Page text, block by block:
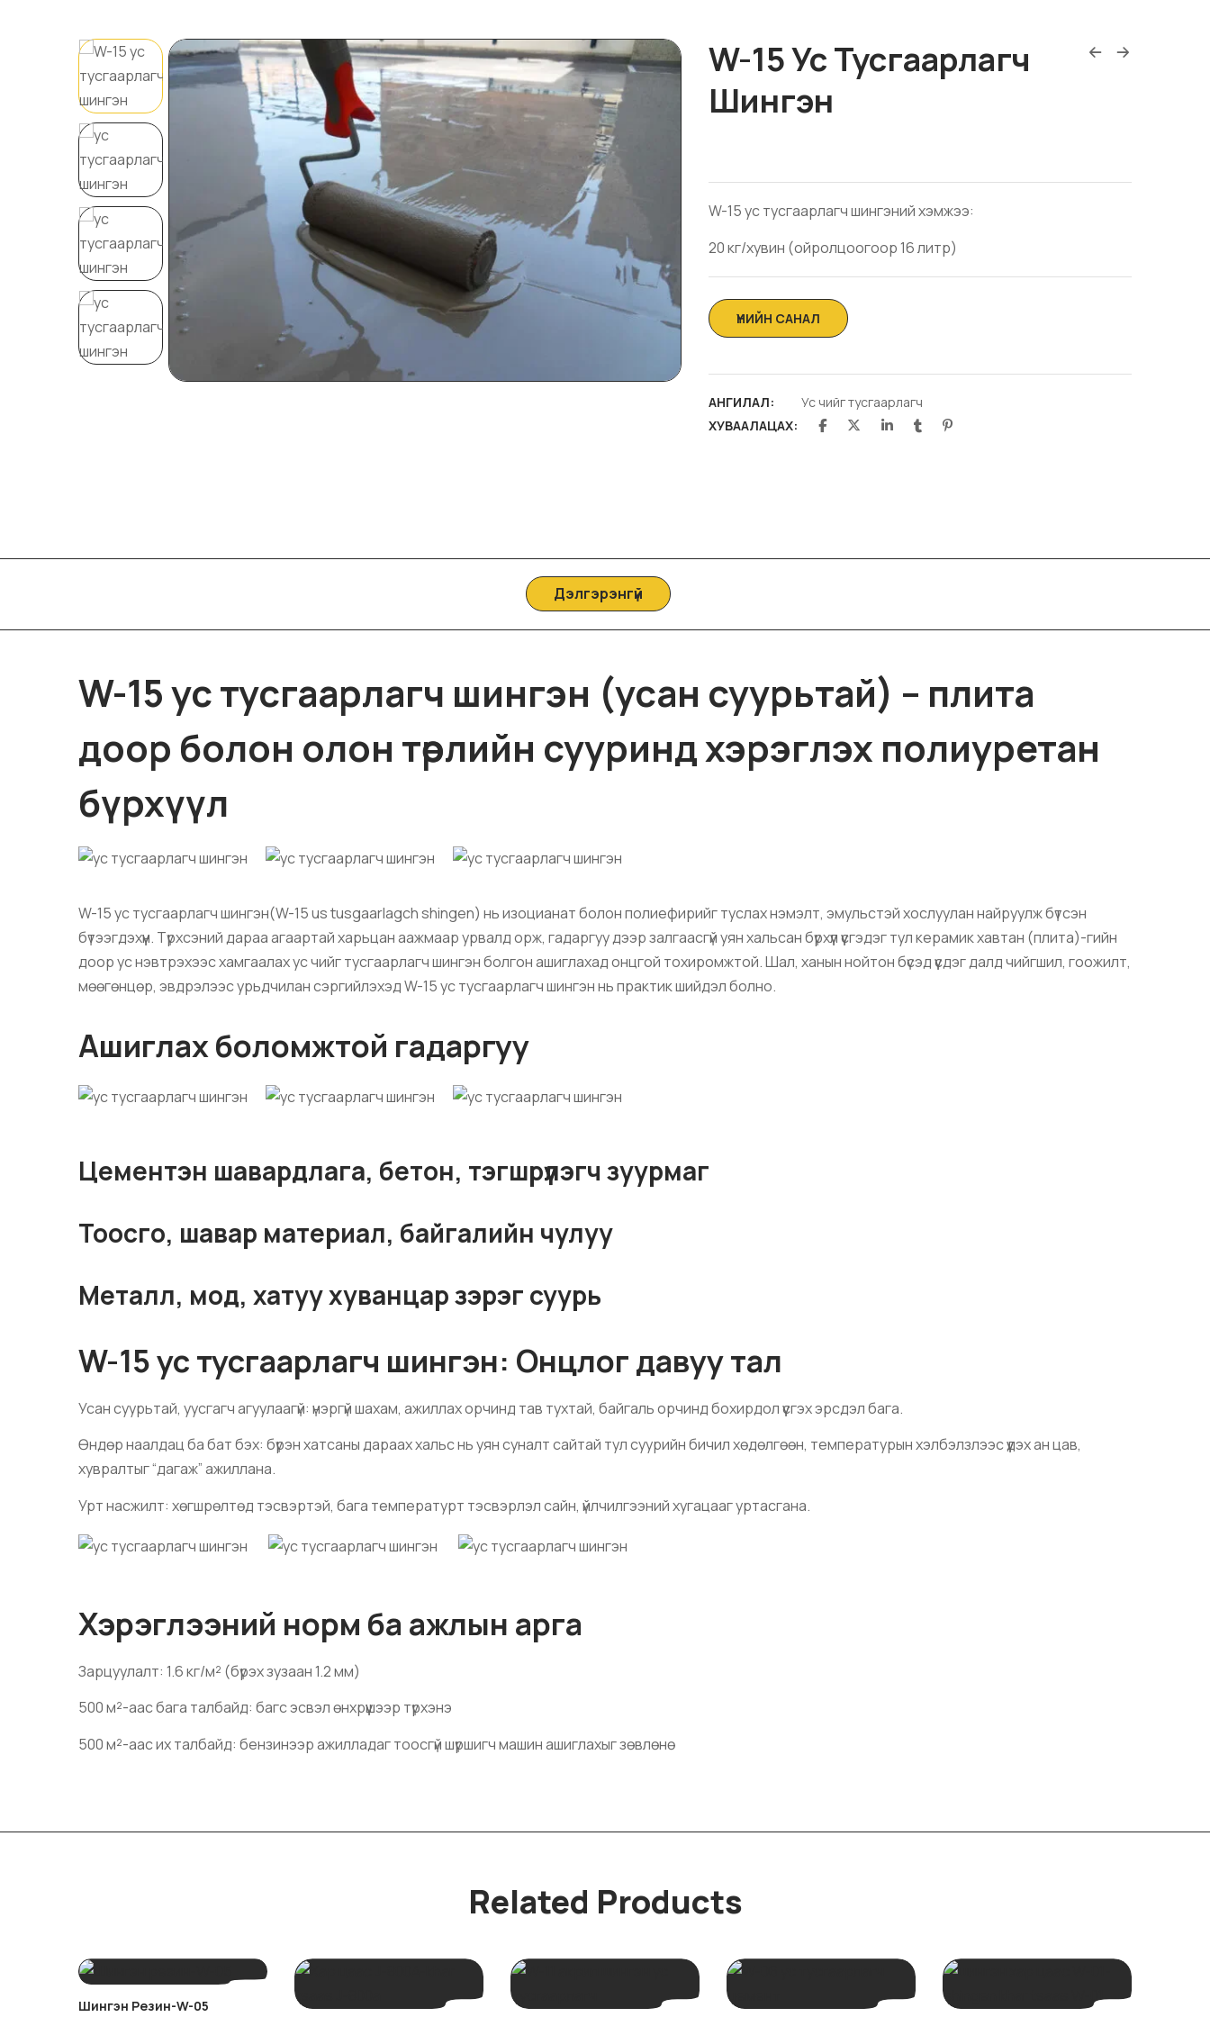
W-15 Ус Тусгаарлагч
Шингэн
W-15 ус тусгаарлагч шингэний хэмжээ:
20 кг/хувин (ойролцоогоор 16 литр)
АНГИЛАЛ:
Ус чийг тусгаарлагч
ХУВААЛАЦАХ:
Дэлгэрэнгүй
W-15 ус тусгаарлагч шингэн (усан суурьтай) – плита
доор болон олон төрлийн сууринд хэрэглэх полиуретан
бүрхүүл
W-15 ус тусгаарлагч шингэн(W-15 us tusgaarlagch shingen) нь изоцианат болон полиефирийг туслах нэмэлт, эмульстэй хослуулан найруулж бүтсэн
бүтээгдэхүүн. Түрхсэний дараа агаартай харьцан аажмаар урвалд орж, гадаргуу дээр залгаасгүй уян хальсан бүрхүүл үүсгэдэг тул керамик хавтан (плита)-гийн
доор ус нэвтрэхээс хамгаалах ус чийг тусгаарлагч шингэн болгон ашиглахад онцгой тохиромжтой. Шал, ханын нойтон бүсэд үүсдэг далд чийгшил, гоожилт,
мөөгөнцөр, эвдрэлээс урьдчилан сэргийлэхэд W-15 ус тусгаарлагч шингэн нь практик шийдэл болно.
Ашиглах боломжтой гадаргуу
Цементэн шавардлага, бетон, тэгшрүүлэгч зуурмаг
Тоосго, шавар материал, байгалийн чулуу
Металл, мод, хатуу хуванцар зэрэг суурь
W-15 ус тусгаарлагч шингэн: Онцлог давуу тал
Усан суурьтай, уусгагч агуулаагүй: үнэргүй шахам, ажиллах орчинд тав тухтай, байгаль орчинд бохирдол үүсгэх эрсдэл бага.
Өндөр наалдац ба бат бэх: бүрэн хатсаны дараах хальс нь уян суналт сайтай тул суурийн бичил хөдөлгөөн, температурын хэлбэлзлээс үүдэх ан цав,
хувралтыг “дагаж” ажиллана.
Урт насжилт: хөгшрөлтөд тэсвэртэй, бага температурт тэсвэрлэл сайн, үйлчилгээний хугацааг уртасгана.
Хэрэглээний норм ба ажлын арга
Зарцуулалт: 1.6 кг/м² (бүрэх зузаан 1.2 мм)
500 м²-аас бага талбайд: багс эсвэл өнхрүүшээр түрхэнэ
500 м²-аас их талбайд: бензинээр ажилладаг тоосгүй шүршигч машин ашиглахыг зөвлөнө
Related Products
Шингэн Резин-W-05